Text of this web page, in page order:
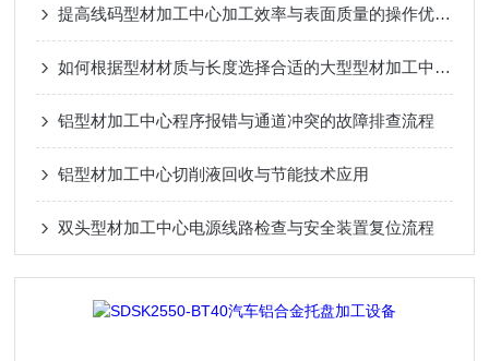
提高线码型材加工中心加工效率与表面质量的操作优化方法
如何根据型材材质与长度选择合适的大型型材加工中心？
铝型材加工中心程序报错与通道冲突的故障排查流程
铝型材加工中心切削液回收与节能技术应用
双头型材加工中心电源线路检查与安全装置复位流程